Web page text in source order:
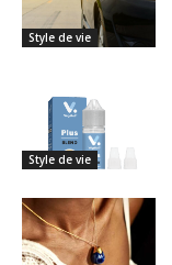
Style de vie
Style de vie